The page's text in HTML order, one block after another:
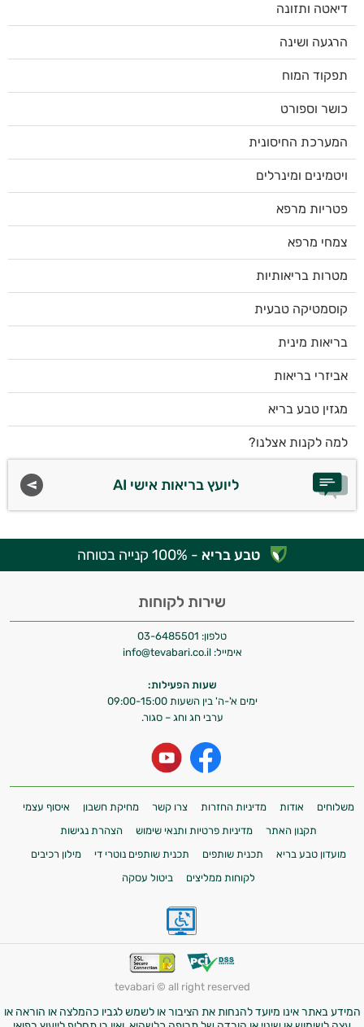
דיאטה ותזונה
הרגעה ושינה
תפקוד המוח
כושר וספורט
המערכת החיסונית
ויטמינים ומינרלים
פטריות מרפא
צמחי מרפא
מטרות בריאותיות
קוסמטיקה טבעית
בריאות מינית
אביזרי בריאות
מגזין טבע בריא
למה לקנות אצלנו?
ליועץ בריאות אישי AI
טבע בריא - 100% קנייה בטוחה
שירות לקוחות
טלפון: 03-6485501
אימייל: info@tevabari.co.il
שעות הפעילות:
ימים א'-ה' בין השעות 09:00-15:00
ערבי חג וחג – סגור.
משלוחים אודות מדיניות החזרות צרו קשר מחיקת חשבון
איסוף עצמי
תקנון האתר
מדיניות פרטיות ותנאי שימוש
הצהרת נגישות
מועדון טבע בריא
תכנית שותפים תכנית שותפים נוטרי די
מילון רכיבים
לקוחות ממליצים
ביטול עסקה
tevabari © all right reserved
המידע באתר אינו מיועד להנחות את הציבור או לשמש לגביו כהמלצה או הוראה או